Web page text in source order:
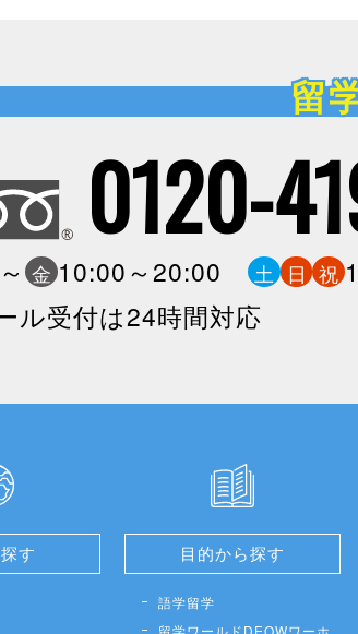
留
0120-
金 10:00～20:00 土 日 祝
ル受付は24時間対応
す 目的から探す
語学留学
留学ワールドDEOWワーホ